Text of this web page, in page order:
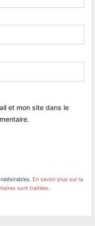
et mon site dans le
En savoir plus sur la
sont traitées.